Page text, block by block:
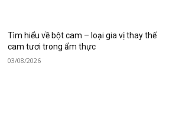
Tìm hiểu về bột cam – loại gia vị thay thế
cam tươi trong ẩm thực
03/08/2026